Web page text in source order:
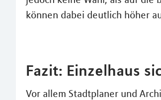
können dabei deutlich höher
Fazit: Einzelhaus
Vor allem Stadtplaner und